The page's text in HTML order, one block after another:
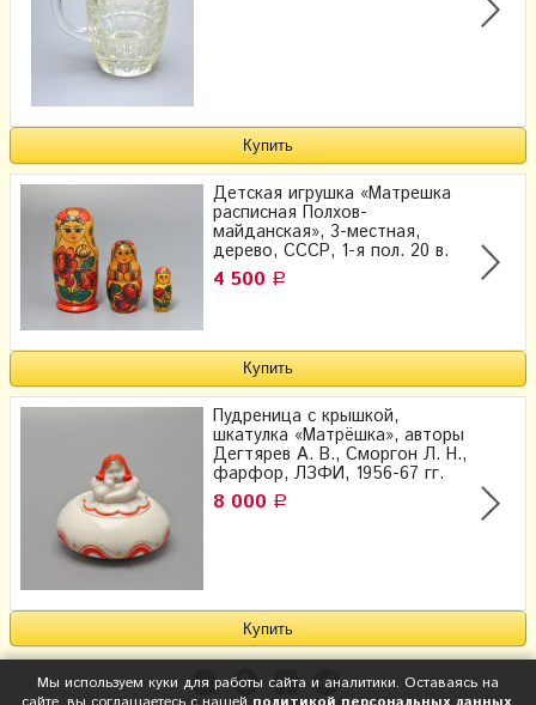
Детская игрушка «Матрешка
расписная Полхов-
майданская», 3-местная,
дерево, СССР, 1-я пол. 20 в.
4 500 Р
Пудреница с крышкой,
шкатулка «Матрёшка», авторы
Дегтярев А. В., Сморгон Л. Н.,
фарфор, ЛЗФИ, 1956-67 гг.
8 000 Р
Мы используем куки для работы сайта и аналитики. Оставаясь на